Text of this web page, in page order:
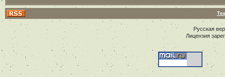
Русская
Лицензия